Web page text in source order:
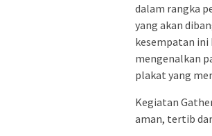
dalam rangka
yang akan
kesempatan ini
mengenalkan
plakat yang
Kegiatan
aman, tertib dan